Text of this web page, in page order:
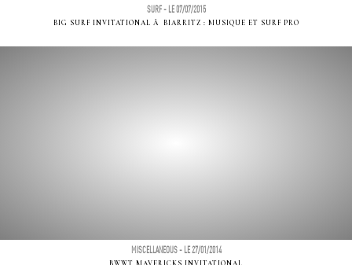
SURF - LE 07/07/2015
BIG SURF INVITATIONAL Ã BIARRITZ : MUSIQUE ET SURF PRO
MISCELLANEOUS - LE 27/01/2014